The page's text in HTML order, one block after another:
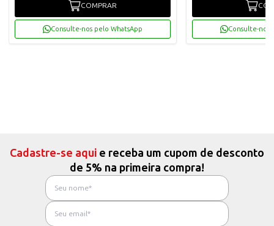
COMPRAR
Consulte-nos pelo WhatsApp Consulte-nos
Cadastre-se aqui e receba um cupom de desconto
de 5% na primeira compra!